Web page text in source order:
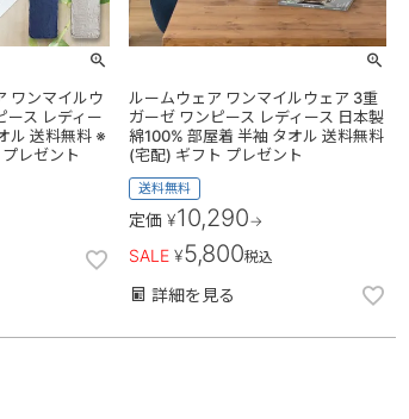
ワンマイルウ
ース レディー
ル 送料無料 ※
レゼント
ルームウェア ワンマイルウェア 3重
ガーゼ ワンピース レディース 日本製
綿100% 部屋着 半袖 タオル 送料無料
(宅配) ギフト プレゼント
送料無料
定価 ¥10,290→
SALE ¥5,800税込
詳細を見る